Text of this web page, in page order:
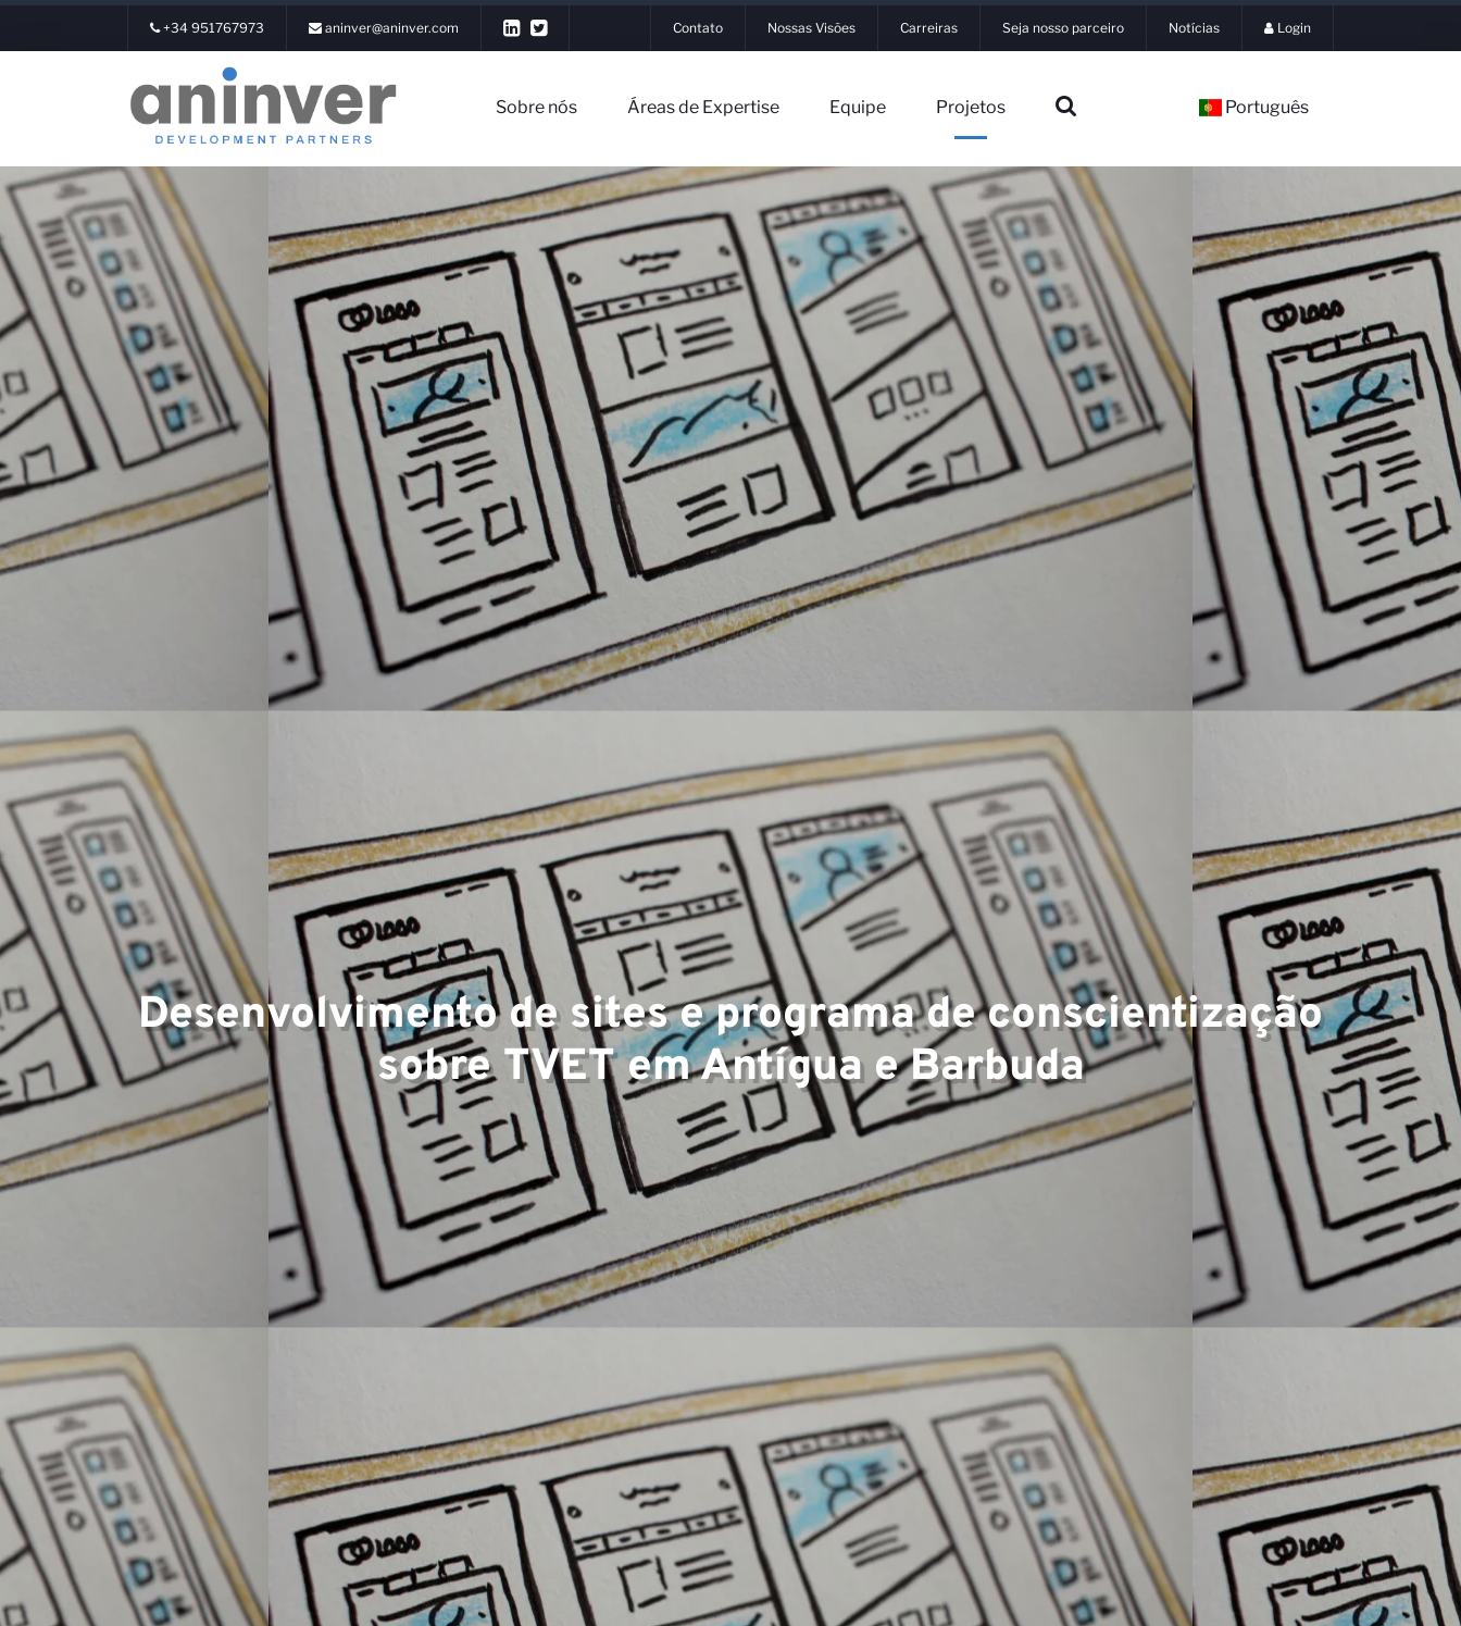
+34 951767973 aninver@aninver.com Contato Nossas Visões Carreiras Seja nosso parceiro Notícias Login
Sobre nós Áreas de Expertise Equipe Projetos Português
Login
Sobre nós
▼
Áreas de Expertise
▼
Equipe
▼
Projetos
Desenvolvimento de sites e programa de conscientização
sobre TVET em Antígua e Barbuda